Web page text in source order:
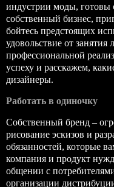
индустрии моды, готовы
собственный бизнес,
бойтесь предстоящих
удовольствие от
профессиональной
успеху и расскажем,
дизайнеры.
Работать в одиночку
Собственный бренд –
рисование эскизов и
обязанностей, которые
компания и продукт
общении с
организации